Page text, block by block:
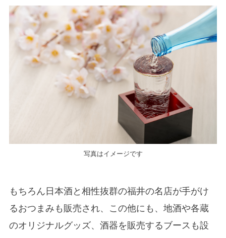
写真はイメージです
もちろん日本酒と相性抜群の福井の名店が手がけ
るおつまみも販売され、この他にも、地酒や各蔵
のオリジナルグッズ、酒器を販売するブースも設